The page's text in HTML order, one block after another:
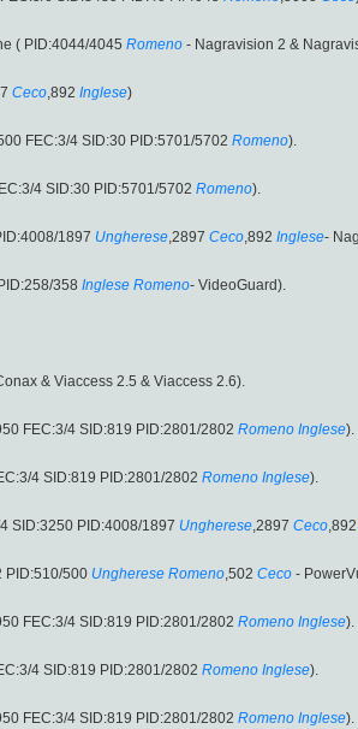
( PID:4044/4045 Romeno - Nagravision 2 &
Ceco,892 Inglese)
FEC:3/4 SID:30 PID:5701/5702 Romeno).
4 SID:30 PID:5701/5702 Romeno).
1897 Ungherese,2897 Ceco,892 Inglese-
358 Inglese Romeno- VideoGuard).
& Viaccess 2.5 & Viaccess 2.6).
FEC:3/4 SID:819 PID:2801/2802 Romeno Inglese).
4 SID:819 PID:2801/2802 Romeno Inglese).
SID:3250 PID:4008/1897 Ungherese,2897 Ceco,892
PID:510/500 Ungherese Romeno,502 Ceco -
FEC:3/4 SID:819 PID:2801/2802 Romeno Inglese).
4 SID:819 PID:2801/2802 Romeno Inglese).
FEC:3/4 SID:819 PID:2801/2802 Romeno Inglese).